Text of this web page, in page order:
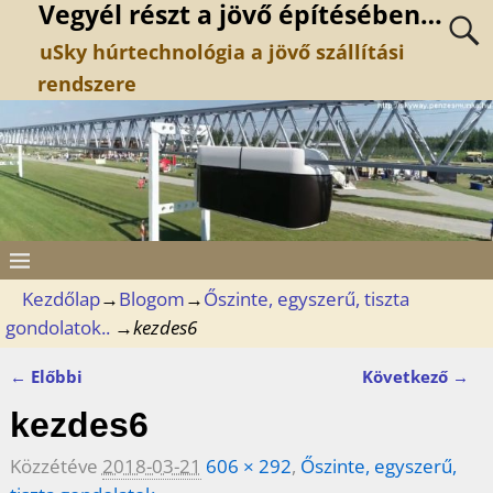
Vegyél részt a jövő építésében…
uSky húrtechnológia a jövő szállítási
rendszere
Kezdőlap→Blogom→Őszinte, egyszerű, tiszta
gondolatok.. →kezdes6
← Előbbi Következő →
kezdes6
Közzétéve 2018-03-21 606 × 292, Őszinte, egyszerű,